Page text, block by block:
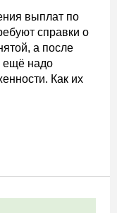
выплат по
справки о
а после
ещё надо
Как их